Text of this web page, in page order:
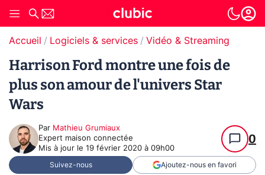
Accueil Logiciels & services Vidéo & Streaming
Harrison Ford montre une fois de
plus son amour de l'univers Star
Wars
Par Mathieu Grumiaux
Expert maison connectée
Mis à jour le 19 février 2020 à 09h00
0
Suivez-nous Ajoutez-nous en favori